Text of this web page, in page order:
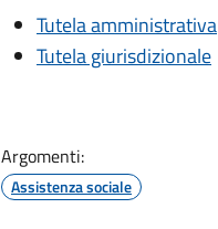
Tutela amministrativa
Tutela giurisdizionale
Argomenti:
Assistenza sociale